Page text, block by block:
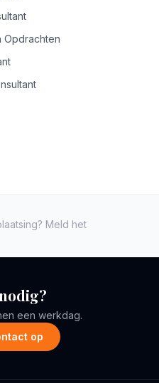
Opdrachten
Meld het
een werkdag.
op